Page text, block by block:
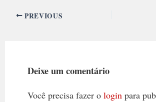
PREVIOUS
Deixe um comentário
Você precisa fazer o loginpara